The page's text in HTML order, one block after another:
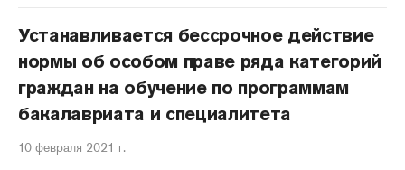
Устанавливается бессрочное действие
нормы об особом праве ряда категорий
граждан на обучение по программам
бакалавриата и специалитета
10 февраля 2021 г.